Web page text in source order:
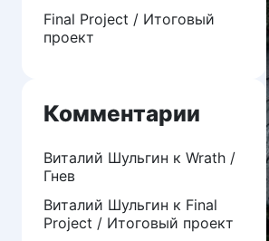
Final Project / Итоговый
проект
Комментарии
Виталий Шульгин к Wrath /
Гнев
Виталий Шульгин к Final
Project / Итоговый проект